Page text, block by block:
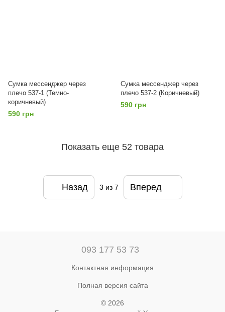
Сумка мессенджер через
плечо 537-1 (Темно-
коричневый)
590 грн
Сумка мессенджер через
плечо 537-2 (Коричневый)
590 грн
Показать еще 52 товара
Назад 3 из 7 Вперед
093 177 53 73
Контактная информация
Полная версия сайта
© 2026